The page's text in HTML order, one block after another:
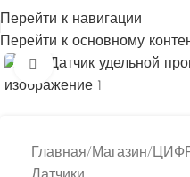
Перейти к навигации
Перейти к основному
Нажмите, чтобы
Главная/ Магазин/